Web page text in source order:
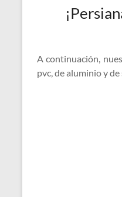
A continuación,
pvc, de aluminio y